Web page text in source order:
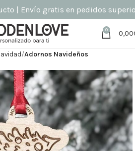
Envío gratis en pedidos
0 0,00
Adornos Navideños